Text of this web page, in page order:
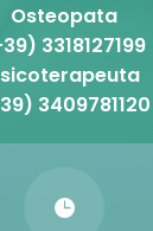
Osteopata
3318127199
3409781120
